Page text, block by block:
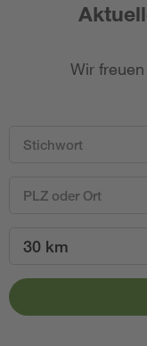
Wir
30 km